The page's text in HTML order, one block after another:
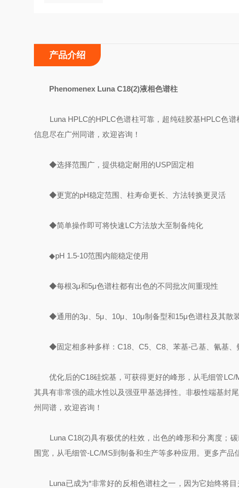
产品介绍
Phenomenex Luna C18(2)液相色谱柱
Luna HPLC的HPLC色谱柱可靠，超纯硅胶基HPLC色谱
信息尽在广州同谱，欢迎咨询！
◆选择范围广，提供稳定耐用的USP固定相
◆更宽的pH稳定范围、柱寿命更长、方法转换更灵活
◆简单操作即可将快速LC方法放大至制备纯化
◆pH 1.5-10范围内能稳定使用
◆每根3μ和5μ色谱柱都有出色的不同批次间重现性
◆通用的3μ、5μ、10μ、10μ制备型和15μ色谱柱及其散
◆固定相多种多样：C18、C5、C8、苯基-己基、氰基、
优化后的C18硅烷基，可获得更好的峰形，从毛细管LC/
其具有非常强的疏水性以及强亚甲基选择性。非极性端基封
州同谱，欢迎咨询！
Luna C18(2)具有极优的柱效，出色的峰形和分离度；碳
围宽，从毛细管-LC/MS到制备和生产等多种应用。更多产品
Luna已成为*非常好的反相色谱柱之一，因为它始终将目